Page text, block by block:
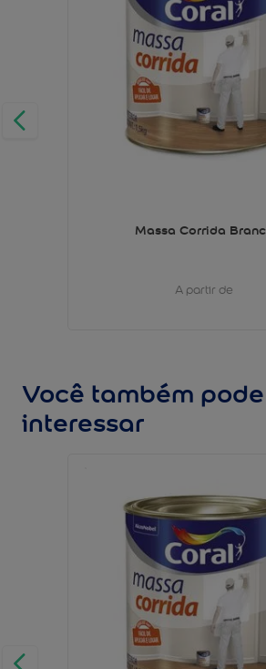
Massa Corrida
A partir de
Você também
interessar